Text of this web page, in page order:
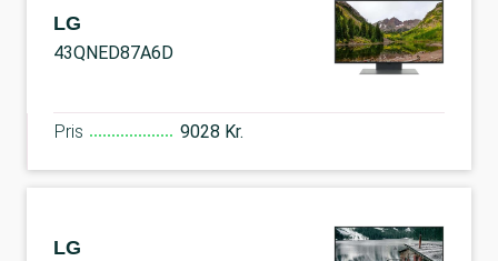
LG
43QNED87A6D
Pris 9028 Kr.
LG